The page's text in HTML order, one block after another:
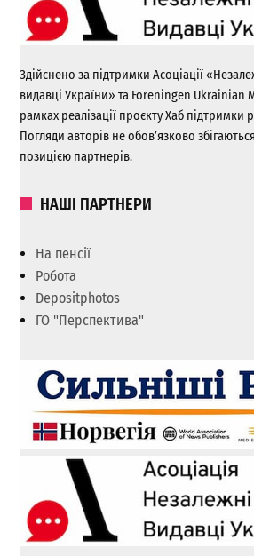
Здійснено за підтримки Асоціації
видавці України» та Foreningen Ukrainian
рамках реалізації проєкту Хаб підтримки
Погляди авторів не обов’язково
позицією партнерів.
НАШІ ПАРТНЕРИ
На пенсії
Робота
Depositphotos
ГО "Перспектива"